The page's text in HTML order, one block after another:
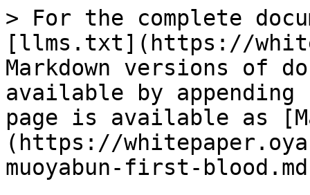
> For the complete
[llms.txt](https://
Markdown versions of
available by
page is available as
(https://
muoyabun-first-